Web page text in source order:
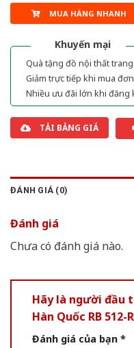
MUA HÀNG NHANH
Khuyến mại
Quà tặng đồ nội thất
Giảm trực tiếp khi mua
Nhiều ưu đãi lớn khi đăng
TẢI BẢNG GIÁ
ĐÁNH GIÁ (0)
Đánh giá
Chưa có đánh giá nào.
Hãy là người đầu
Hàn Quốc RB 512-
Đánh giá của bạn *